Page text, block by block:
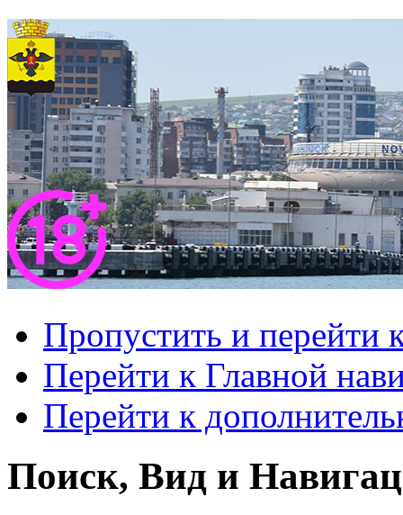
Пропустить и перейти
Перейти к Главной
Перейти к
Поиск, Вид и